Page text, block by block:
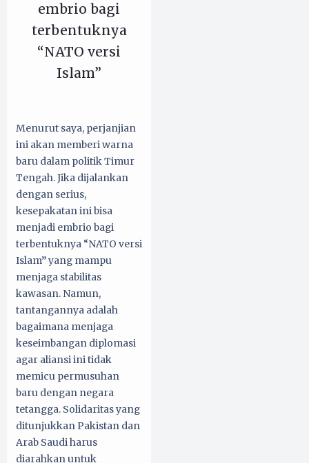
embrio bagi
terbentuknya
“NATO versi
Islam”
Menurut saya, perjanjian
ini akan memberi warna
baru dalam politik Timur
Tengah. Jika dijalankan
dengan serius,
kesepakatan ini bisa
menjadi embrio bagi
terbentuknya “NATO versi
Islam” yang mampu
menjaga stabilitas
kawasan. Namun,
tantangannya adalah
bagaimana menjaga
keseimbangan diplomasi
agar aliansi ini tidak
memicu permusuhan
baru dengan negara
tetangga. Solidaritas yang
ditunjukkan Pakistan dan
Arab Saudi harus
diarahkan untuk